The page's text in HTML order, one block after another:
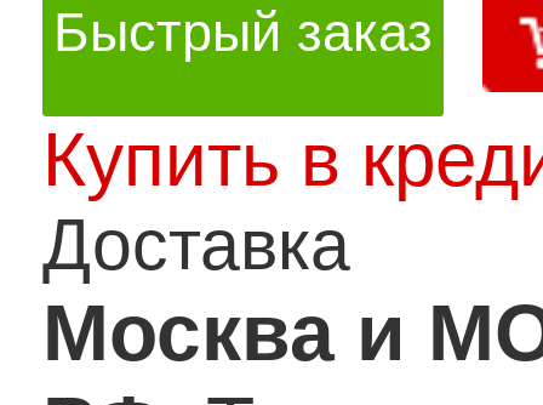
Быстрый заказ
Купить в
Доставка
Москва и